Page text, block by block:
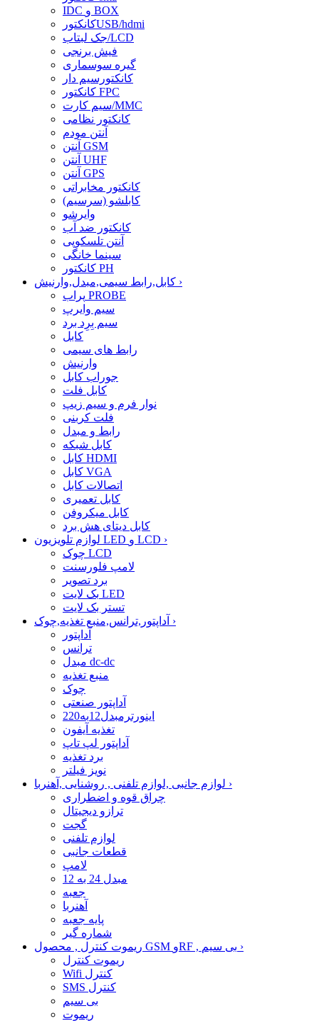
IDC و BOX
کانکتورUSB/hdmi
جک لبتاب/LCD
فیش برنجی
گیره سوسماری
کانکتورسیم دار
کانکتور FPC
سیم کارت/MMC
کانکتور نظامی
آنتن مودم
آنتن GSM
آنتن UHF
آنتن GPS
کانکتور مخابراتی
کابلشو (سرسیم)
وایرشو
کانکتور ضد آب
آنتن تلسکوپی
سینما خانگی
کانکتور PH
›
پراب PROBE
سیم وایرپ
سیم بِرِد برد
کابل
رابط های سیمی
وارنیش
جوراب کابل
کابل فلت
نوار فرم و سیم زیپ
فلت کربنی
رابط و مبدل
کابل شبکه
کابل HDMI
کابل VGA
اتصالات کابل
کابل تعمیری
کابل میکروفن
کابل دیتای هش برد
لوازم تلویزیون LED و LCD ›
چوک LCD
لامپ فلورسنت
برد تصویر
بک لایت LED
تستر بک لایت
›
آداپتور
ترانس
مبدل dc-dc
منبع تغذیه
چوک
آداپتور صنعتی
اینورترمبدل12به220
تغذیه آیفون
آداپتور لپ تاپ
برد تغذیه
نویز فیلتر
›
چراق قوه و اضطراری
ترازو دیجیتال
گجت
لوازم تلفنی
قطعات جانبی
لامپ
مبدل 24 به 12
جعبه
آهنربا
پایه جعبه
شماره گیر
›
ریموت کنترل
Wifi کنترل
SMS کنترل
بی سیم
ریموت